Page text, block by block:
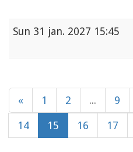
Sun 31 jan. 2027 15:45
« 1 2 ... 9
14 15 16 17